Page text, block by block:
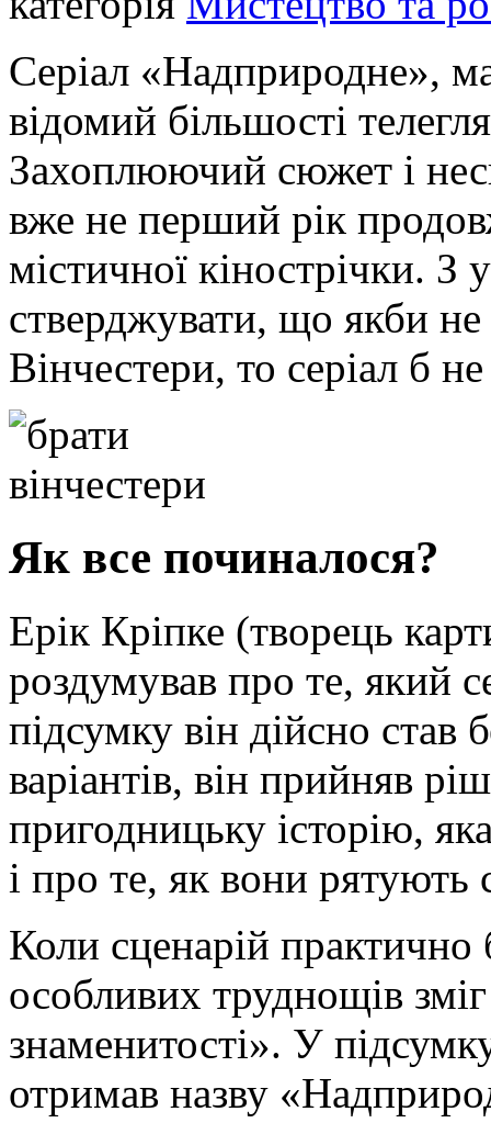
Серіал «Надприродне»,
відомий більшості
Захоплюючий сюжет і
вже не перший рік
містичної кінострічки.
стверджувати, що якби не
Вінчестери, то серіал б
Як все починалося?
Ерік Кріпке (творець
роздумував про те, який
підсумку він дійсно став
варіантів, він прийняв
пригодницьку історію,
і про те, як вони рятують
Коли сценарій практично
особливих труднощів
знаменитості». У
отримав назву